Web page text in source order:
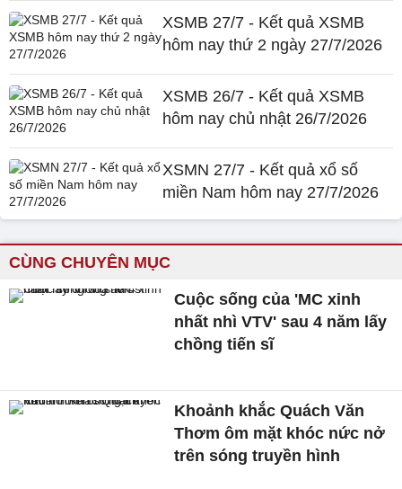
XSMB 27/7 - Kết quả XSMB
hôm nay thứ 2 ngày 27/7/2026
XSMB 26/7 - Kết quả XSMB
hôm nay chủ nhật 26/7/2026
XSMN 27/7 - Kết quả xổ số
miền Nam hôm nay 27/7/2026
CÙNG CHUYÊN MỤC
Cuộc sống của 'MC xinh
nhất nhì VTV' sau 4 năm lấy
chồng tiến sĩ
Khoảnh khắc Quách Văn
Thơm ôm mặt khóc nức nở
trên sóng truyền hình